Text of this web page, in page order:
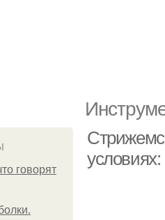
говорят